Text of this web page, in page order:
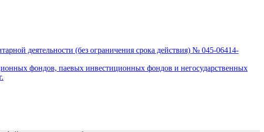
деятельности (без ограничения срока действия) № 045-06414-
фондов, паевых инвестиционных фондов и негосударственных